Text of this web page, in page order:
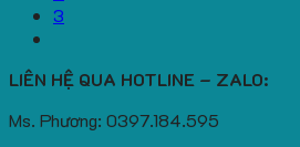
3
LIÊN HỆ QUA HOTLINE – ZALO:
Ms. Phương: 0397.184.595